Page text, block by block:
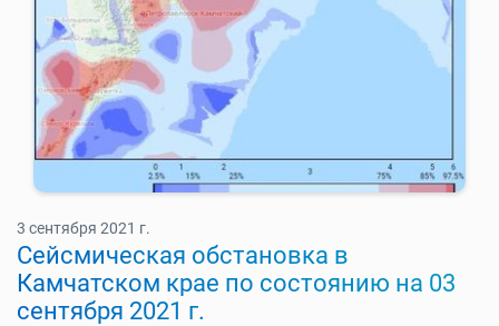
3 сентября 2021 г.
Cейсмическая обстановка в
Камчатском крае по состоянию на 03
сентября 2021 г.